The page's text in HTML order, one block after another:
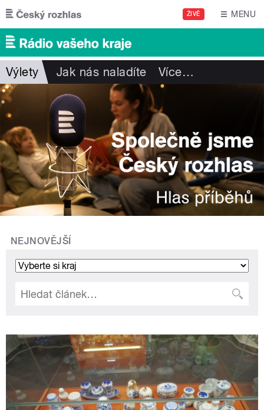
Přejít k hlavnímu obsahu
ŽIVĚ MENU
Výlety Jak nás naladíte Více…
NEJNOVĚJŠÍ